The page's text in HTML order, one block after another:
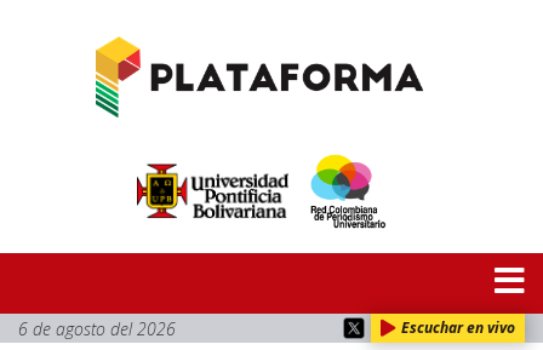
6 de agosto del 2026 Escuchar en vivo